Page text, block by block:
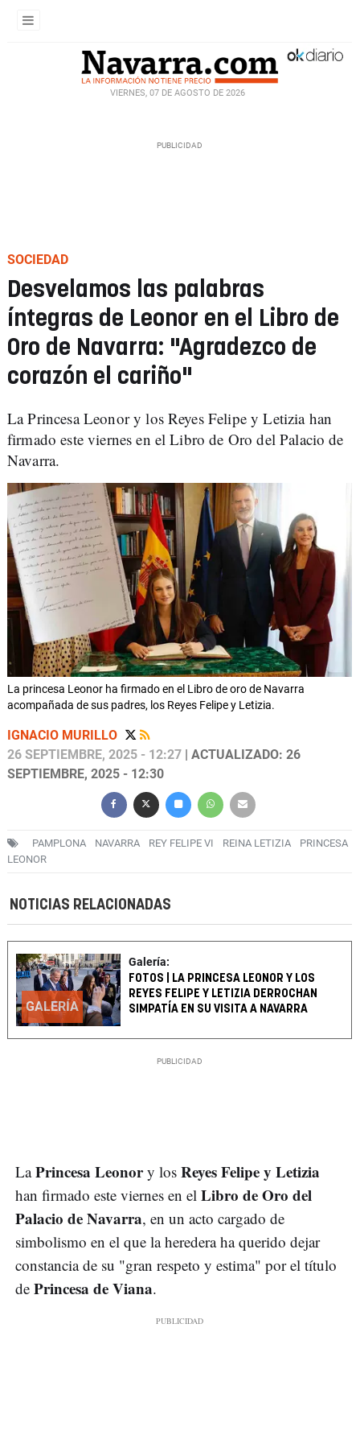
VIERNES, 07 DE AGOSTO DE 2026
SOCIEDAD
Desvelamos las palabras
íntegras de Leonor en el Libro de
Oro de Navarra: "Agradezco de
corazón el cariño"
La Princesa Leonor y los Reyes Felipe y Letizia han
firmado este viernes en el Libro de Oro del Palacio de
Navarra.
La princesa Leonor ha firmado en el Libro de oro de Navarra
acompañada de sus padres, los Reyes Felipe y Letizia.
IGNACIO MURILLO
26 SEPTIEMBRE, 2025 - 12:27 | ACTUALIZADO: 26
SEPTIEMBRE, 2025 - 12:30
PAMPLONA NAVARRA REY FELIPE VI REINA LETIZIA
PRINCESA
LEONOR
NOTICIAS RELACIONADAS
GALERÍA
Galería:
FOTOS | LA PRINCESA LEONOR Y LOS
REYES FELIPE Y LETIZIA DERROCHAN
SIMPATÍA EN SU VISITA A NAVARRA
LaPrincesa Leonory los Reyes Felipe y Letizia
han firmado este viernes en el Libro de Oro del
Palacio de Navarra, en un acto cargado de
simbolismo en el que la heredera ha querido dejar
constancia de su "gran respeto y estima" por el título
de Princesa de Viana.